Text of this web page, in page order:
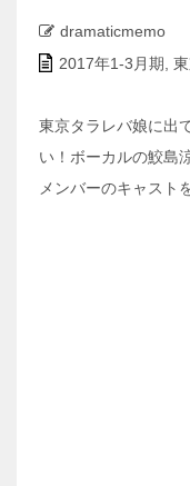
dramaticmemo
2017年1-3月期
東京タラレバ娘に出
い！ボーカルの鮫島
メンバーのキャスト